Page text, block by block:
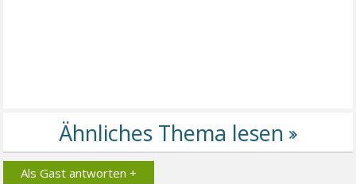
Als Gast antworten +